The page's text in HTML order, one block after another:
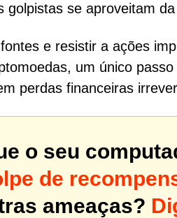
golpistas se aproveitam
e resistir a ações
um único
perdas financeiras
o seu
de
ameaças?